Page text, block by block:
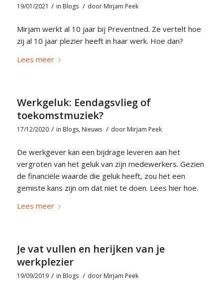
19/01/2021 / in Blogs / door Mirjam Peek
Mirjam werkt al 10 jaar bij Preventned. Ze vertelt hoe
zij al 10 jaar plezier heeft in haar werk. Hoe dan?
Lees meer
Werkgeluk: Eendagsvlieg of
toekomstmuziek?
17/12/2020 / in Blogs, Nieuws / door Mirjam Peek
De werkgever kan een bijdrage leveren aan het
vergroten van het geluk van zijn medewerkers. Gezien
de financiële waarde die geluk heeft, zou het een
gemiste kans zijn om dat niet te doen. Lees hier hoe.
Lees meer
Je vat vullen en herijken van je
werkplezier
19/09/2019 / in Blogs / door Mirjam Peek